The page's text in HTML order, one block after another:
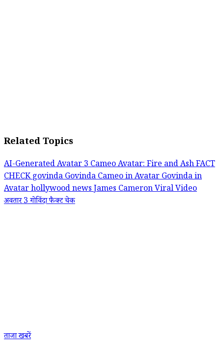
Related Topics
AI-GeneratedAvatar 3 CameoAvatar: Fire and AshFACT
CHECKgovindaGovinda Cameo in AvatarGovinda in
Avatarhollywood newsJames CameronViral Video
अवतार 3गोविंदाफैक्ट चेक
ताजा खबरें